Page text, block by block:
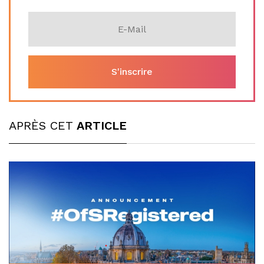
APRÈS CET ARTICLE